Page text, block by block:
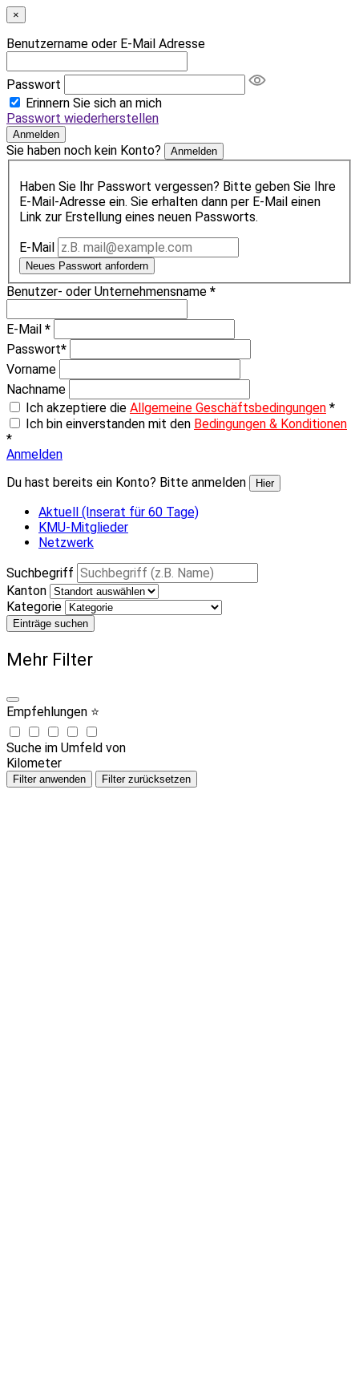
×
Benutzername oder E-Mail Adresse
Passwort
Erinnern Sie sich an mich
Passwort wiederherstellen
Anmelden
Sie haben noch kein Konto? Anmelden
Haben Sie Ihr Passwort vergessen? Bitte geben Sie Ihre
E-Mail-Adresse ein. Sie erhalten dann per E-Mail einen
Link zur Erstellung eines neuen Passworts.
E-Mail
Neues Passwort anfordern
Benutzer- oder Unternehmensname *
E-Mail *
Passwort*
Vorname
Nachname
Ich akzeptiere die Allgemeine Geschäftsbedingungen *
Ich bin einverstanden mit den Bedingungen & Konditionen
*
Anmelden
Du hast bereits ein Konto? Bitte anmelden
Hier
Aktuell (Inserat für 60 Tage)
KMU-Mitglieder
Netzwerk
Suchbegriff
Kanton
Kategorie
Einträge suchen
Mehr Filter
Empfehlungen ⭐
Suche im Umfeld von
Kilometer
Filter anwenden Filter zurücksetzen